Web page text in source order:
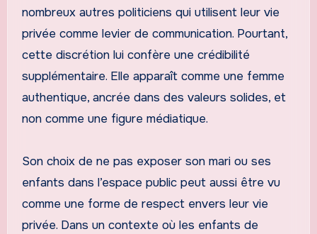
nombreux autres politiciens qui utilisent leur vie
privée comme levier de communication. Pourtant,
cette discrétion lui confère une crédibilité
supplémentaire. Elle apparaît comme une femme
authentique, ancrée dans des valeurs solides, et
non comme une figure médiatique.
Son choix de ne pas exposer son mari ou ses
enfants dans l’espace public peut aussi être vu
comme une forme de respect envers leur vie
privée. Dans un contexte où les enfants de